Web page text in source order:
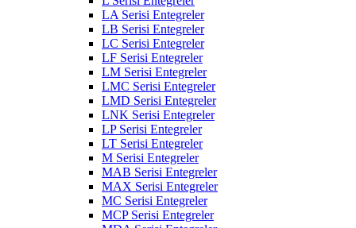
LA Serisi Entegreler
LB Serisi Entegreler
LC Serisi Entegreler
LF Serisi Entegreler
LM Serisi Entegreler
LMC Serisi Entegreler
LMD Serisi Entegreler
LNK Serisi Entegreler
LP Serisi Entegreler
LT Serisi Entegreler
M Serisi Entegreler
MAB Serisi Entegreler
MAX Serisi Entegreler
MC Serisi Entegreler
MCP Serisi Entegreler